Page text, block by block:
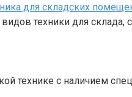
для складских
техники для склада,
технике с наличием